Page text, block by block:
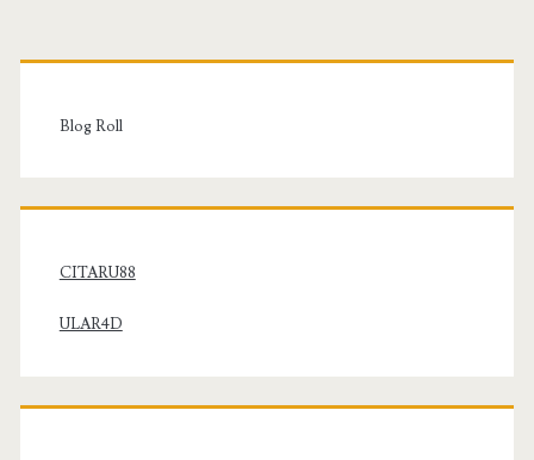
Primary
Sidebar
Blog Roll
CITARU88
ULAR4D